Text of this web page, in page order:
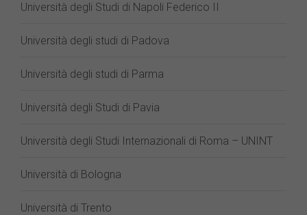
Università degli Studi di Napoli Federico II
Università degli studi di Padova
Università degli studi di Parma
Università degli Studi di Pavia
Università degli Studi Internazionali di Roma – UNINT
Università di Bologna
Università di Trento